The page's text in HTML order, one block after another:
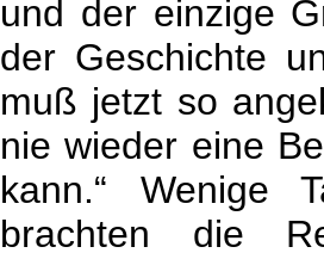
und der einzige
der Geschichte
muß jetzt so
nie wieder eine
kann.“ Wenige
brachten die